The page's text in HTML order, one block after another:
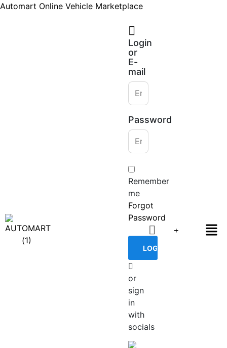
Automart Online Vehicle Marketplace
Login
or
E-
mail
Password
Remember
me
Forgot
Password
or
sign
in
with
socials